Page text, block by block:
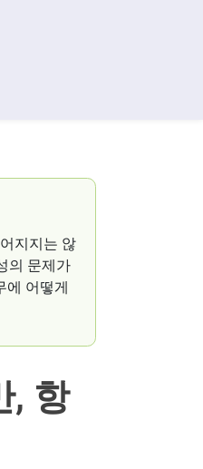
지지는 않
의 문제가
어떻게
, 항